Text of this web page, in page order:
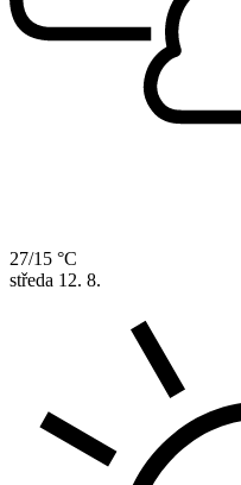
27/15 °C
středa 12. 8.